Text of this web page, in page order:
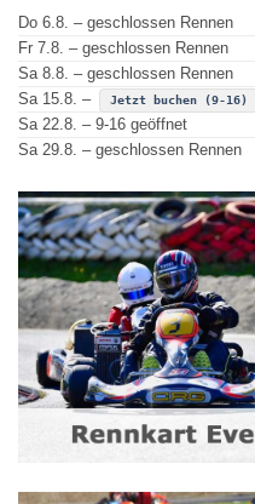
Do 6.8. – geschlossen Rennen
Fr 7.8. – geschlossen Rennen
Sa 8.8. – geschlossen Rennen
Sa 15.8. –
Jetzt buchen (9-16)
Sa 22.8. – 9-16 geöffnet
Sa 29.8. – geschlossen Rennen